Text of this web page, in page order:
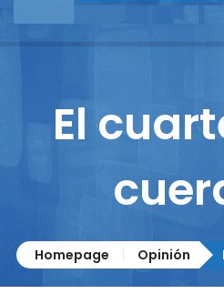
Reportajes
El
Homepage Opinión